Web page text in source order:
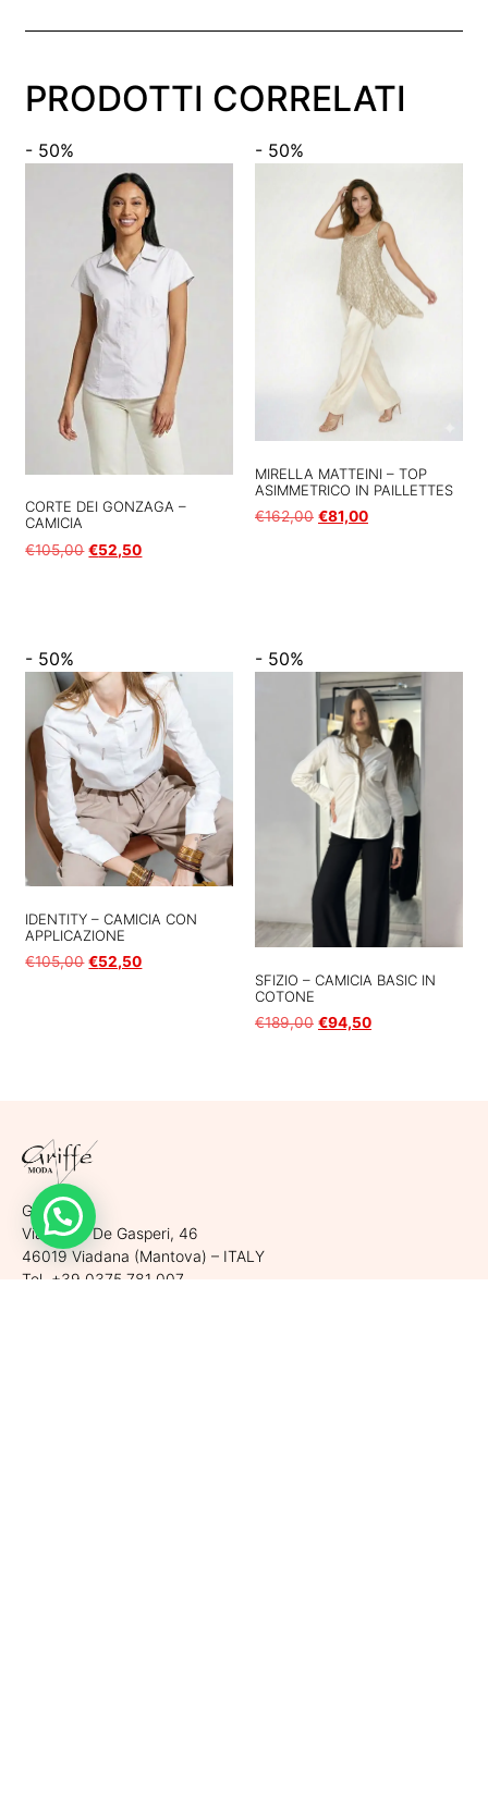
PRODOTTI CORRELATI
- 50%
CORTE DEI GONZAGA –
CAMICIA
€105,00 €52,50
- 50%
MIRELLA MATTEINI – TOP
ASIMMETRICO IN PAILLETTES
€162,00 €81,00
- 50%
IDENTITY – CAMICIA CON
APPLICAZIONE
€105,00 €52,50
- 50%
SFIZIO – CAMICIA BASIC IN
COTONE
€189,00 €94,50
Griffe srl
Via Largo De Gasperi, 46
46019 Viadana (Mantova) – ITALY
Tel. +39 0375 781 007